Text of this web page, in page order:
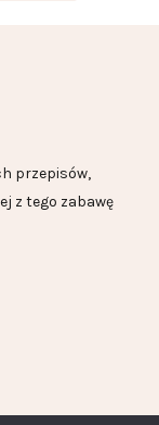
przepisów,
z tego zabawę